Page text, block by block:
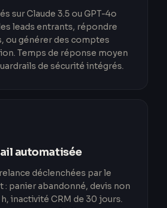
sur Claude 3.5 ou GPT-4o
leads entrants, répondre
ou générer des comptes
Temps de réponse moyen
de sécurité intégrés.
automatisée
déclenchées par le
panier abandonné, devis non
inactivité CRM de 30 jours.